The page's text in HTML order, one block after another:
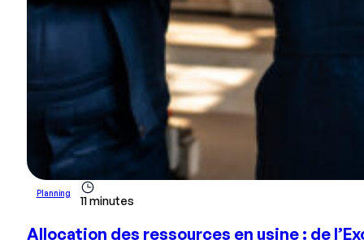
Planning
11 minutes
Allocation des ressources en usine : de